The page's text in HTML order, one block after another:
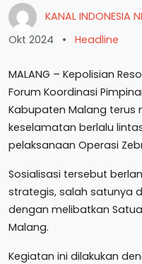
KANAL INDONESIA
Okt 2024
• Headline
MALANG – Kepolisian
Forum Koordinasi
Kabupaten Malang terus
keselamatan berlalu
pelaksanaan Operasi
Sosialisasi tersebut
strategis, salah satunya
dengan melibatkan
Malang.
Kegiatan ini dilakukan